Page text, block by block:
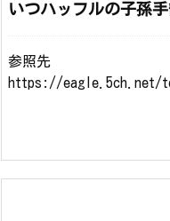
いつハッフルの子孫
参照先
https://eagle.5ch.net/